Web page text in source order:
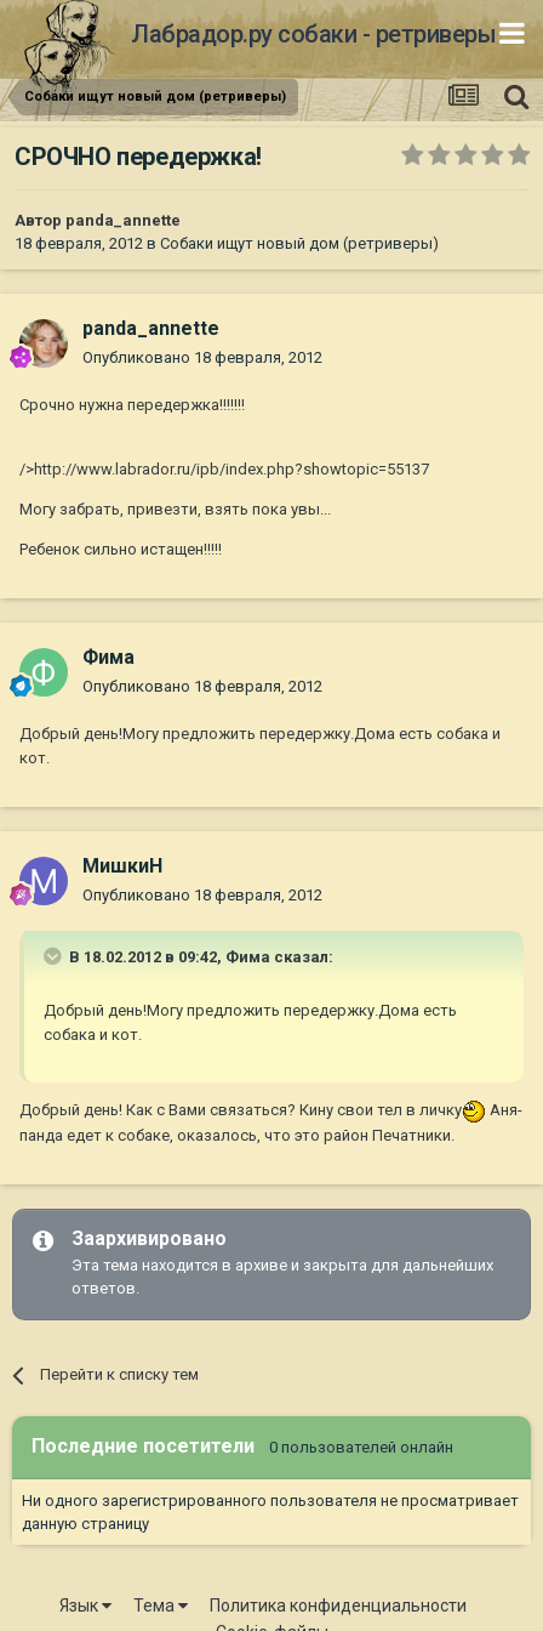
Лабрадор.ру собаки - ретриверы
Собаки ищут новый дом (ретриверы)
СРОЧНО передержка!
Автор panda_annette
18 февраля, 2012 в Собаки ищут новый дом (ретриверы)
panda_annette
Опубликовано 18 февраля, 2012
Срочно нужна передержка!!!!!!!
/>http://www.labrador.ru/ipb/index.php?showtopic=55137
Могу забрать, привезти, взять пока увы...
Ребенок сильно истащен!!!!!
Фима
Опубликовано 18 февраля, 2012
Добрый день!Могу предложить передержку.Дома есть собака и
кот.
МишкиН
Опубликовано 18 февраля, 2012
В 18.02.2012 в 09:42, Фима сказал:
Добрый день!Могу предложить передержку.Дома есть
собака и кот.
Добрый день! Как с Вами связаться? Кину свои тел в личку
Аня-
панда едет к собаке, оказалось, что это район Печатники.
Заархивировано
Эта тема находится в архиве и закрыта для дальнейших
ответов.
Перейти к списку тем
Последние посетители 0 пользователей онлайн
Ни одного зарегистрированного пользователя не просматривает
данную страницу
Язык Тема
Политика конфиденциальности